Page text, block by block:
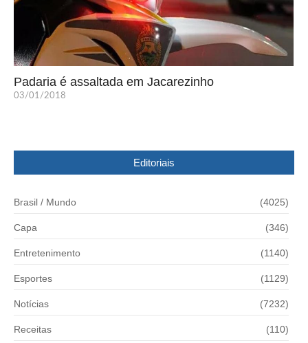
Padaria é assaltada em Jacarezinho
03/01/2018
Editoriais
Brasil / Mundo (4025)
Capa (346)
Entretenimento (1140)
Esportes (1129)
Notícias (7232)
Receitas (110)